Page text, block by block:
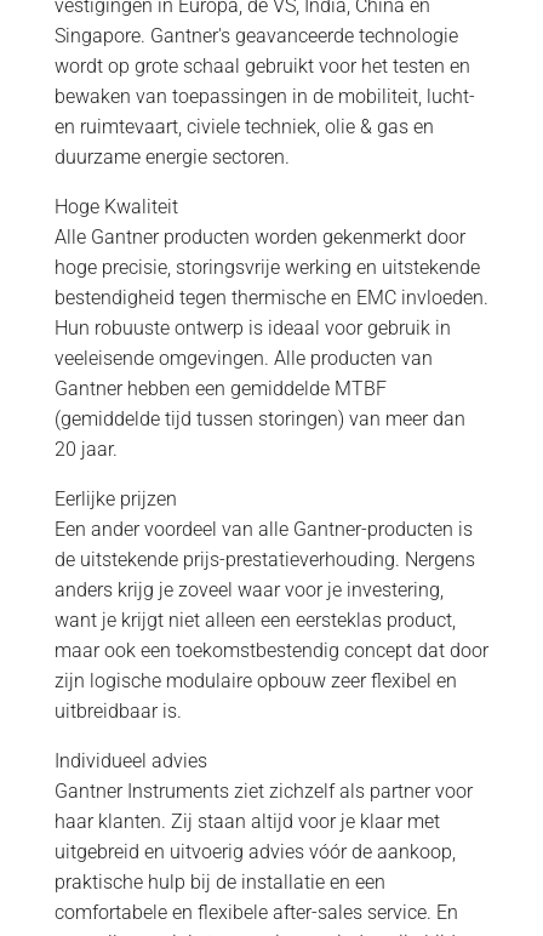
vestigingen in Europa, de VS, India, China en
Singapore. Gantner's geavanceerde technologie
wordt op grote schaal gebruikt voor het testen en
bewaken van toepassingen in de mobiliteit, lucht-
en ruimtevaart, civiele techniek, olie & gas en
duurzame energie sectoren.
Hoge Kwaliteit
Alle Gantner producten worden gekenmerkt door
hoge precisie, storingsvrije werking en uitstekende
bestendigheid tegen thermische en EMC invloeden.
Hun robuuste ontwerp is ideaal voor gebruik in
veeleisende omgevingen. Alle producten van
Gantner hebben een gemiddelde MTBF
(gemiddelde tijd tussen storingen) van meer dan
20 jaar.
Eerlijke prijzen
Een ander voordeel van alle Gantner-producten is
de uitstekende prijs-prestatieverhouding. Nergens
anders krijg je zoveel waar voor je investering,
want je krijgt niet alleen een eersteklas product,
maar ook een toekomstbestendig concept dat door
zijn logische modulaire opbouw zeer flexibel en
uitbreidbaar is.
Individueel advies
Gantner Instruments ziet zichzelf als partner voor
haar klanten. Zij staan altijd voor je klaar met
uitgebreid en uitvoerig advies vóór de aankoop,
praktische hulp bij de installatie en een
comfortabele en flexibele after-sales service. En